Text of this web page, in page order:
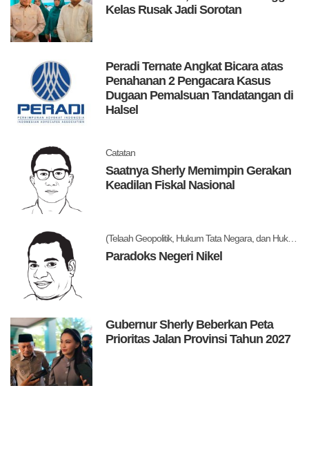
Kelas Rusak Jadi Sorotan
Peradi Ternate Angkat Bicara atas
Penahanan 2 Pengacara Kasus
Dugaan Pemalsuan Tandatangan di
Halsel
Catatan
Saatnya Sherly Memimpin Gerakan
Keadilan Fiskal Nasional
(Telaah Geopolitik, Hukum Tata Negara, dan Hukum Administrasi Negara)
Paradoks Negeri Nikel
Gubernur Sherly Beberkan Peta
Prioritas Jalan Provinsi Tahun 2027